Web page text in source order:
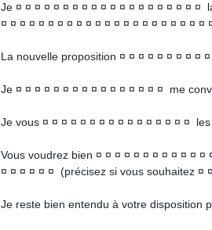
Je ¤ ¤ ¤ ¤ ¤ ¤ ¤ ¤ ¤ ¤ ¤ ¤ ¤ ¤ ¤ ¤ ¤ ¤ ¤ ¤
¤ ¤ ¤ ¤ ¤ ¤ ¤ ¤ ¤ ¤ ¤ ¤ ¤ ¤ ¤ ¤ ¤ ¤ ¤ ¤ ¤ ¤
La nouvelle proposition ¤ ¤ ¤ ¤ ¤ ¤ ¤ ¤ ¤
Je ¤ ¤ ¤ ¤ ¤ ¤ ¤ ¤ ¤ ¤ ¤ ¤ ¤ ¤ ¤ ¤ me
Je vous ¤ ¤ ¤ ¤ ¤ ¤ ¤ ¤ ¤ ¤ ¤ ¤ ¤ ¤ ¤ ¤ les
Vous voudrez bien ¤ ¤ ¤ ¤ ¤ ¤ ¤ ¤ ¤ ¤ ¤
¤ ¤ ¤ ¤ ¤ ¤ (précisez si vous souhaitez ¤
Je reste bien entendu à votre disposition